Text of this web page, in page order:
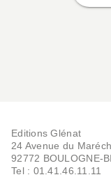
Editions Glénat
24 Avenue du
92772 BOULOGNE-
Tel : 01.41.46.11.11